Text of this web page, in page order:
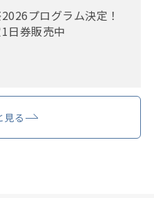
プログラム決定！
日券販売中
見る